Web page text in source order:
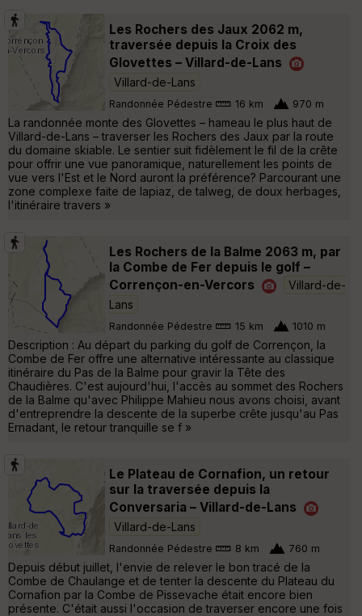
Les Rochers des Jaux 2062 m,
traversée depuis la Croix des
Glovettes – Villard-de-Lans
Villard-de-Lans
Randonnée Pédestre 16 km 970 m
La randonnée monte des Glovettes – hameau le plus haut de
Villard-de-Lans – traverser les Rochers des Jaux par la route
du domaine skiable. Le sentier suit fidèlement le fil de la crête
pour offrir une vue panoramique, naturellement les points de
vue vers l'Est et le Nord auront la préférence? Parcourant une
zone complexe faite de lapiaz, de talweg, de doux herbages,
l'itinéraire travers »
Les Rochers de la Balme 2063 m, par
la Combe de Fer depuis le golf –
Corrençon-en-Vercors
Villard-de-
Lans
Randonnée Pédestre 15 km 1010 m
Description : Au départ du parking du golf de Corrençon, la
Combe de Fer offre une alternative intéressante au classique
itinéraire du Pas de la Balme pour gravir la Tête des
Chaudières. C'est aujourd'hui, l'accès au sommet des Rochers
de la Balme qu'avec Philippe Mahieu nous avons choisi, avant
d'entreprendre la descente de la superbe crête jusqu'au Pas
Ernadant, le retour tranquille se f »
Le Plateau de Cornafion, un retour
sur la traversée depuis la
Conversaria – Villard-de-Lans
Villard-de-Lans
Randonnée Pédestre 8 km 760 m
Depuis début juillet, l'envie de relever le bon tracé de la
Combe de Chaulange et de tenter la descente du Plateau du
Cornafion par la Combe de Pissevache était encore bien
présente. C'était aussi l'occasion de traverser encore une fois